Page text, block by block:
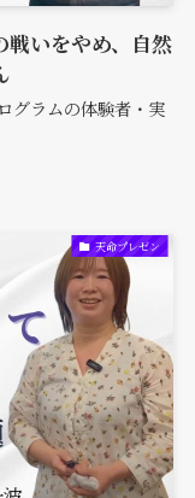
いをやめ、自然
グラムの体験者・実
天命プレゼン